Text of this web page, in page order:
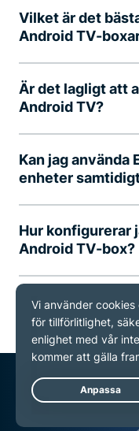
Vilket är det
Android TV-
Är det lagligt att
Android TV?
Kan jag använda
enheter
Hur konfigurerar
Android TV-box?
Hur använder